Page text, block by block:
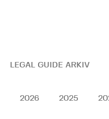
LEGAL GUIDE ARKIV
2026 2025